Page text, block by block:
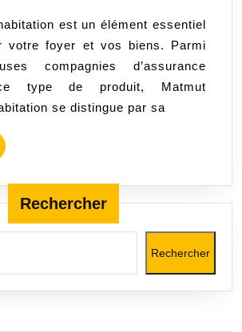
Matmut
Assurance
Habitation
:
une
d’esprit
est un élément essentiel
votre foyer et vos biens. Parmi
compagnies d’assurance
type de produit, Matmut
se distingue par sa
READ
Rechercher
Rechercher